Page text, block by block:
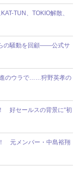
TUN、TOKIO解散、
の騒動を回顧――公式サ
のウラで……狩野英孝の
好セールスの背景に“初
元メンバー・中島裕翔